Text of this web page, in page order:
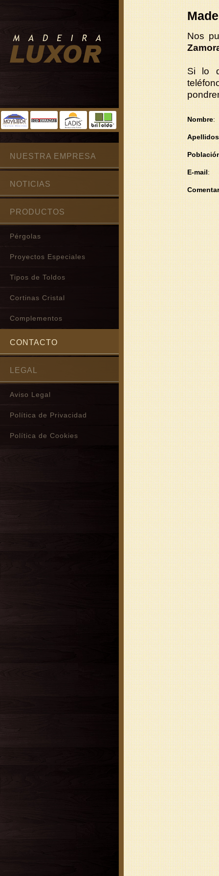
NUESTRA EMPRESA
NOTICIAS
PRODUCTOS
Pérgolas
Proyectos Especiales
Tipos de Toldos
Cortinas Cristal
Complementos
CONTACTO
LEGAL
Aviso Legal
Política de Privacidad
Política de Cookies
Nos
Si lo
Nombre:
Apellidos
E-mail: